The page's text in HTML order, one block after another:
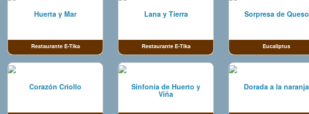
Huerta y Mar
Restaurante E-Tika
Lana y Tierra
Restaurante E-Tika
Sorpresa de Queso
Eucaliptus
Corazón Criollo Sinfonía de Huerto y
Viña
Dorada a la naranja